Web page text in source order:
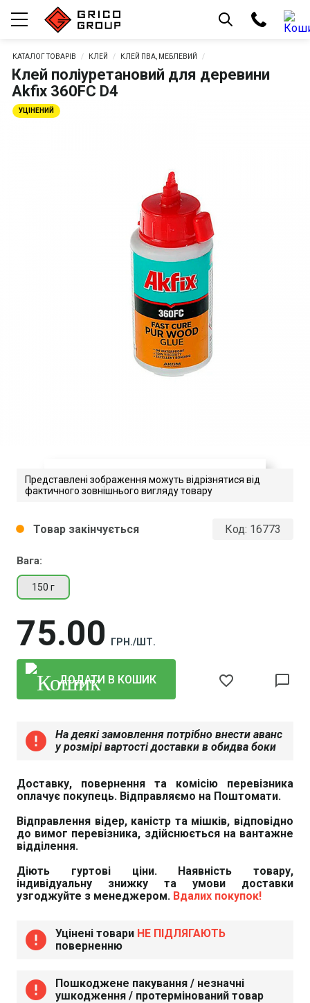
КАТАЛОГ ТОВАРІВ КЛЕЙ КЛЕЙ ПВА, МЕБЛЕВИЙ
Клей поліуретановий для деревини
Akfix 360FC D4
Akfix 360FC
Представлені зображення можуть відрізнятися від
фактичного зовнішнього вигляду товару
УЦІНЕНИЙ
Код: 16773
Вага:
150 г
75 00 ГРН./ШТ.
circle Товар закінчується
ДОДАТИ В КОШИК favorite_border chat_bubble_outline
error
На деякі замовлення потрібно внести аванс
у розмірі вартості доставки в обидва боки
Доставку, повернення та комісію перевізника
оплачує покупець. Відправляємо на Поштомати.
Відправлення відер, каністр та мішків, відповідно
до вимог перевізника, здійснюється на вантажне
відділення.
Діють гуртові ціни. Наявність товару,
індивідуальну знижку та умови доставки
узгоджуйте з менеджером. Вдалих покупок!
error Уцінені товари НЕ ПІДЛЯГАЮТЬ
поверненню
error
Пошкоджене пакування / незначні
ушкодження / протермінований товар